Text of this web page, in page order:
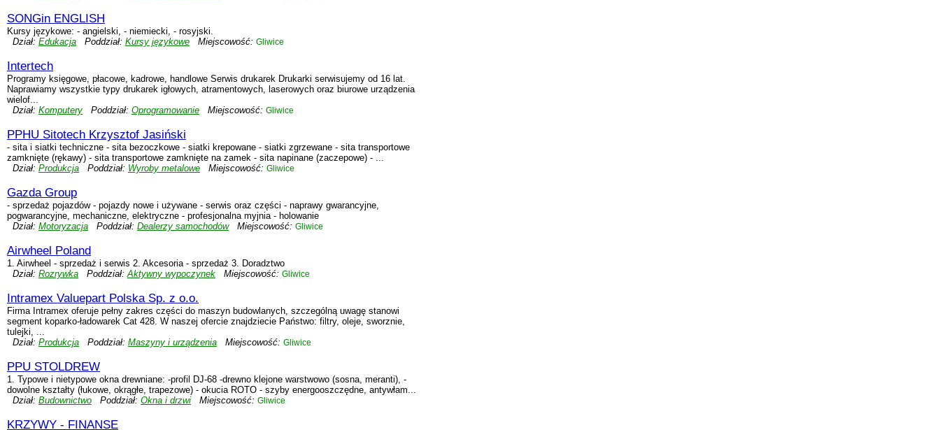
SONGin ENGLISH
Kursy językowe: - angielski, - niemiecki, - rosyjski.
Dział: Edukacja Poddział: Kursy językowe Miejscowość: Gliwice
Intertech
Programy księgowe, płacowe, kadrowe, handlowe Serwis drukarek Drukarki serwisujemy od 16 lat.
Naprawiamy wszystkie typy drukarek igłowych, atramentowych, laserowych oraz biurowe urządzenia
wielof...
Dział: Komputery Poddział: Oprogramowanie Miejscowość: Gliwice
PPHU Sitotech Krzysztof Jasiński
- sita i siatki techniczne - sita bezoczkowe - siatki krepowane - siatki zgrzewane - sita transportowe
zamknięte (rękawy) - sita transportowe zamknięte na zamek - sita napinane (zaczepowe) - ...
Dział: Produkcja Poddział: Wyroby metalowe Miejscowość: Gliwice
Gazda Group
- sprzedaż pojazdów - pojazdy nowe i używane - serwis oraz części - naprawy gwarancyjne,
pogwarancyjne, mechaniczne, elektryczne - profesjonalna myjnia - holowanie
Dział: Motoryzacja Poddział: Dealerzy samochodówMiejscowość: Gliwice
Airwheel Poland
1. Airwheel - sprzedaż i serwis 2. Akcesoria - sprzedaż 3. Doradztwo
Dział: Rozrywka Poddział:Aktywny wypoczynek Miejscowość: Gliwice
Intramex Valuepart Polska Sp. z o.o.
Firma Intramex oferuje pełny zakres części do maszyn budowlanych, szczególną uwagę stanowi
segment koparko-ładowarek Cat 428. W naszej ofercie znajdziecie Państwo: filtry, oleje, sworznie,
tulejki, ...
Dział: Produkcja Poddział: Maszyny i urządzenia Miejscowość: Gliwice
PPU STOLDREW
1. Typowe i nietypowe okna drewniane: -profil DJ-68 -drewno klejone warstwowo (sosna, meranti), -
dowolne kształty (łukowe, okrągłe, trapezowe) - okucia ROTO - szyby energooszczędne, antywłam...
Dział: Budownictwo Poddział: Okna i drzwi Miejscowość: Gliwice
KRZYWY - FINANSE